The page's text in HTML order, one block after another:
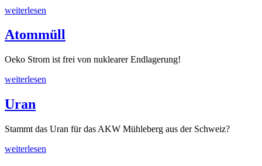
weiterlesen
Atommüll
Oeko Strom ist frei von nuklearer Endlagerung!
weiterlesen
Uran
Stammt das Uran für das AKW Mühleberg aus der Schweiz?
weiterlesen